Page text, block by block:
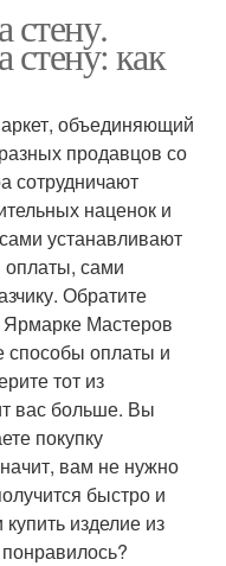
стену.
стену: как
объединяющий
продавцов со
сотрудничают
наценок и
устанавливают
оплаты, сами
Обратите
Мастеров
способы оплаты и
тот из
вас больше. Вы
покупку
вам не нужно
быстро и
изделие из